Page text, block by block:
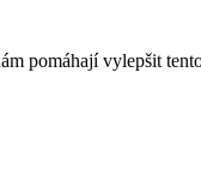
pomáhají vylepšit